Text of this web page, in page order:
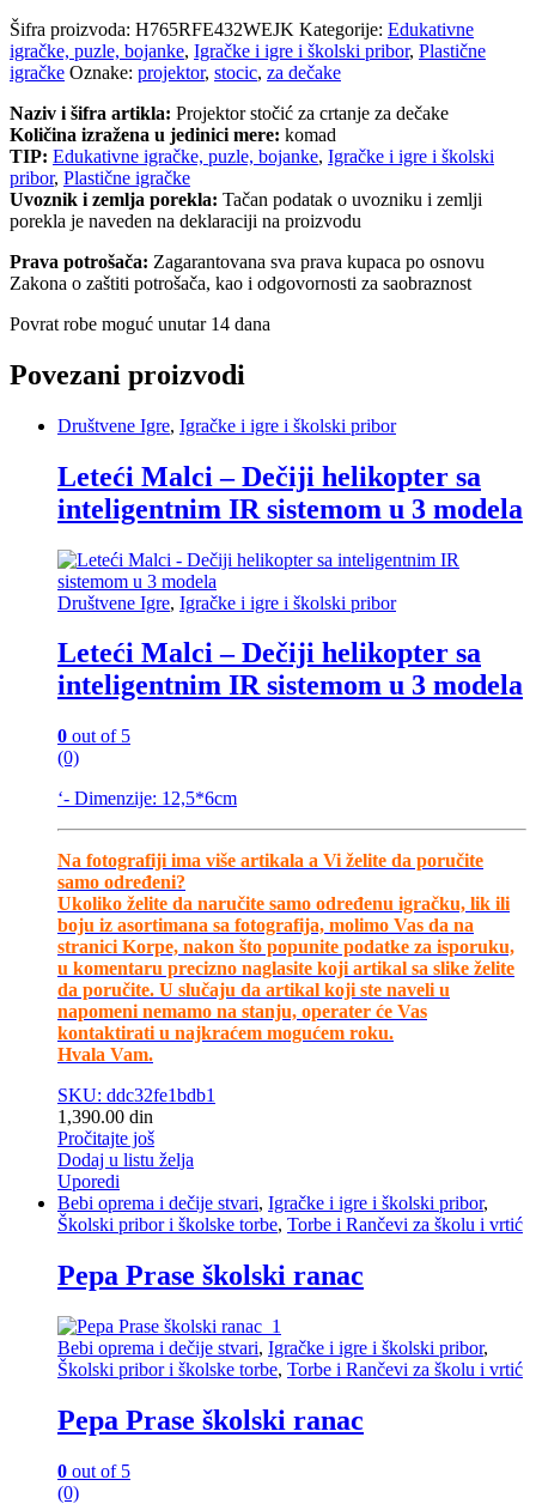
Šifra proizvoda: H765RFE432WEJK Kategorije: Edukativne
igračke, puzle, bojanke, Igračke i igre i školski pribor, Plastične
igračke Oznake: projektor, stocic, za dečake
Naziv i šifra artikla: Projektor stočić za crtanje za dečake
Količina izražena u jedinici mere: komad
TIP: Edukativne igračke, puzle, bojanke, Igračke i igre i školski
pribor, Plastične igračke
Uvoznik i zemlja porekla: Tačan podatak o uvozniku i zemlji
porekla je naveden na deklaraciji na proizvodu
Prava potrošača: Zagarantovana sva prava kupaca po osnovu
Zakona o zaštiti potrošača, kao i odgovornosti za saobraznost
Povrat robe moguć unutar 14 dana
Povezani proizvodi
Društvene Igre, Igračke i igre i školski pribor
Leteći Malci – Dečiji helikopter sa
inteligentnim IR sistemom u 3 modela
Društvene Igre, Igračke i igre i školski pribor
Leteći Malci – Dečiji helikopter sa
inteligentnim IR sistemom u 3 modela
0 out of 5
(0)
‘- Dimenzije: 12,5*6cm
Na fotografiji ima više artikala a Vi želite da poručite
samo određeni?
Ukoliko želite da naručite samo određenu igračku, lik ili
boju iz asortimana sa fotografija, molimo Vas da na
stranici Korpe, nakon što popunite podatke za isporuku,
u komentaru precizno naglasite koji artikal sa slike želite
da poručite. U slučaju da artikal koji ste naveli u
napomeni nemamo na stanju, operater će Vas
kontaktirati u najkraćem mogućem roku.
Hvala Vam.
SKU: ddc32fe1bdb1
1,390.00 din
Pročitajte još
Dodaj u listu želja
Uporedi
Bebi oprema i dečije stvari, Igračke i igre i školski pribor,
Školski pribor i školske torbe, Torbe i Rančevi za školu i vrtić
Pepa Prase školski ranac
Bebi oprema i dečije stvari, Igračke i igre i školski pribor,
Školski pribor i školske torbe, Torbe i Rančevi za školu i vrtić
Pepa Prase školski ranac
0 out of 5
(0)